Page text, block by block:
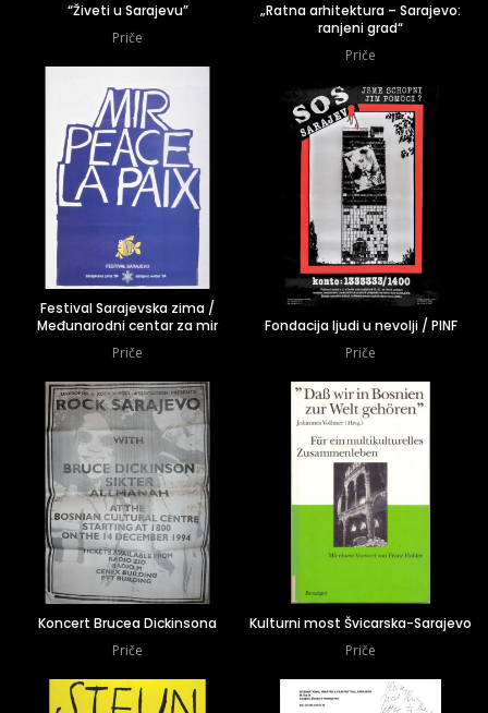
“Živeti u Sarajevu”
Priče
„Ratna arhitektura – Sarajevo:
ranjeni grad“
Priče
Festival Sarajevska zima /
Međunarodni centar za mir
Priče
Fondacija ljudi u nevolji / PINF
Priče
Koncert Brucea Dickinsona
Priče
Kulturni most Švicarska-Sarajevo
Priče